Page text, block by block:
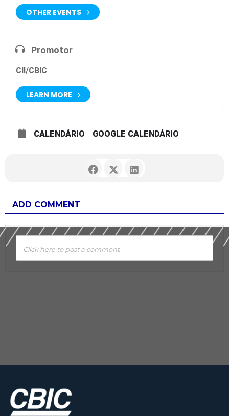
OTHER EVENTS
Promotor
CII/CBIC
LEARN MORE
CALENDÁRIO GOOGLE CALENDÁRIO
ADD COMMENT
Click here to post a comment